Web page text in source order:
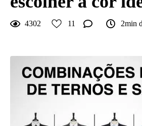
4302 11 2min